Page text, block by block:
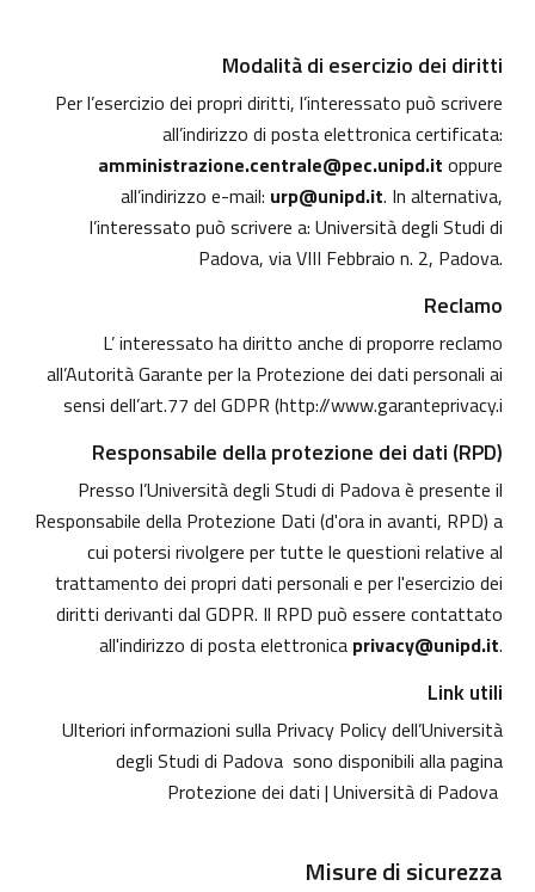
Modalità di esercizio dei diritti
Per l’esercizio dei propri diritti, l’interessato può scrivere
all’indirizzo di posta elettronica certificata:
amministrazione.centrale@pec.unipd.it oppure
all’indirizzo e-mail: urp@unipd.it. In alternativa,
l’interessato può scrivere a: Università degli Studi di
Padova, via VIII Febbraio n. 2, Padova.
Reclamo
L’ interessato ha diritto anche di proporre reclamo
all’Autorità Garante per la Protezione dei dati personali ai
sensi dell’art.77 del GDPR (http://www.garanteprivacy.i
Responsabile della protezione dei dati (RPD)
Presso l’Università degli Studi di Padova è presente il
Responsabile della Protezione Dati (d'ora in avanti, RPD) a
cui potersi rivolgere per tutte le questioni relative al
trattamento dei propri dati personali e per l'esercizio dei
diritti derivanti dal GDPR. Il RPD può essere contattato
all'indirizzo di posta elettronica privacy@unipd.it.
Link utili
Ulteriori informazioni sulla Privacy Policy dell’Università
degli Studi di Padova sono disponibili alla pagina
Protezione dei dati | Università di Padova
Misure di sicurezza